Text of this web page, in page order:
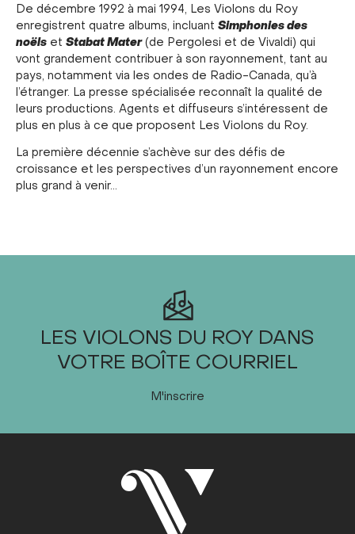
De décembre 1992 à mai 1994, Les Violons du Roy
enregistrent quatre albums, incluant Simphonies des
noëlset Stabat Mater (de Pergolesi et de Vivaldi) qui
vont grandement contribuer à son rayonnement, tant au
pays, notamment via les ondes de Radio-Canada, qu’à
l’étranger. La presse spécialisée reconnaît la qualité de
leurs productions. Agents et diffuseurs s’intéressent de
plus en plus à ce que proposent Les Violons du Roy.
La première décennie s’achève sur des défis de
croissance et les perspectives d’un rayonnement encore
plus grand à venir...
LES VIOLONS DU ROY DANS
VOTRE BOÎTE COURRIEL
M'inscrire